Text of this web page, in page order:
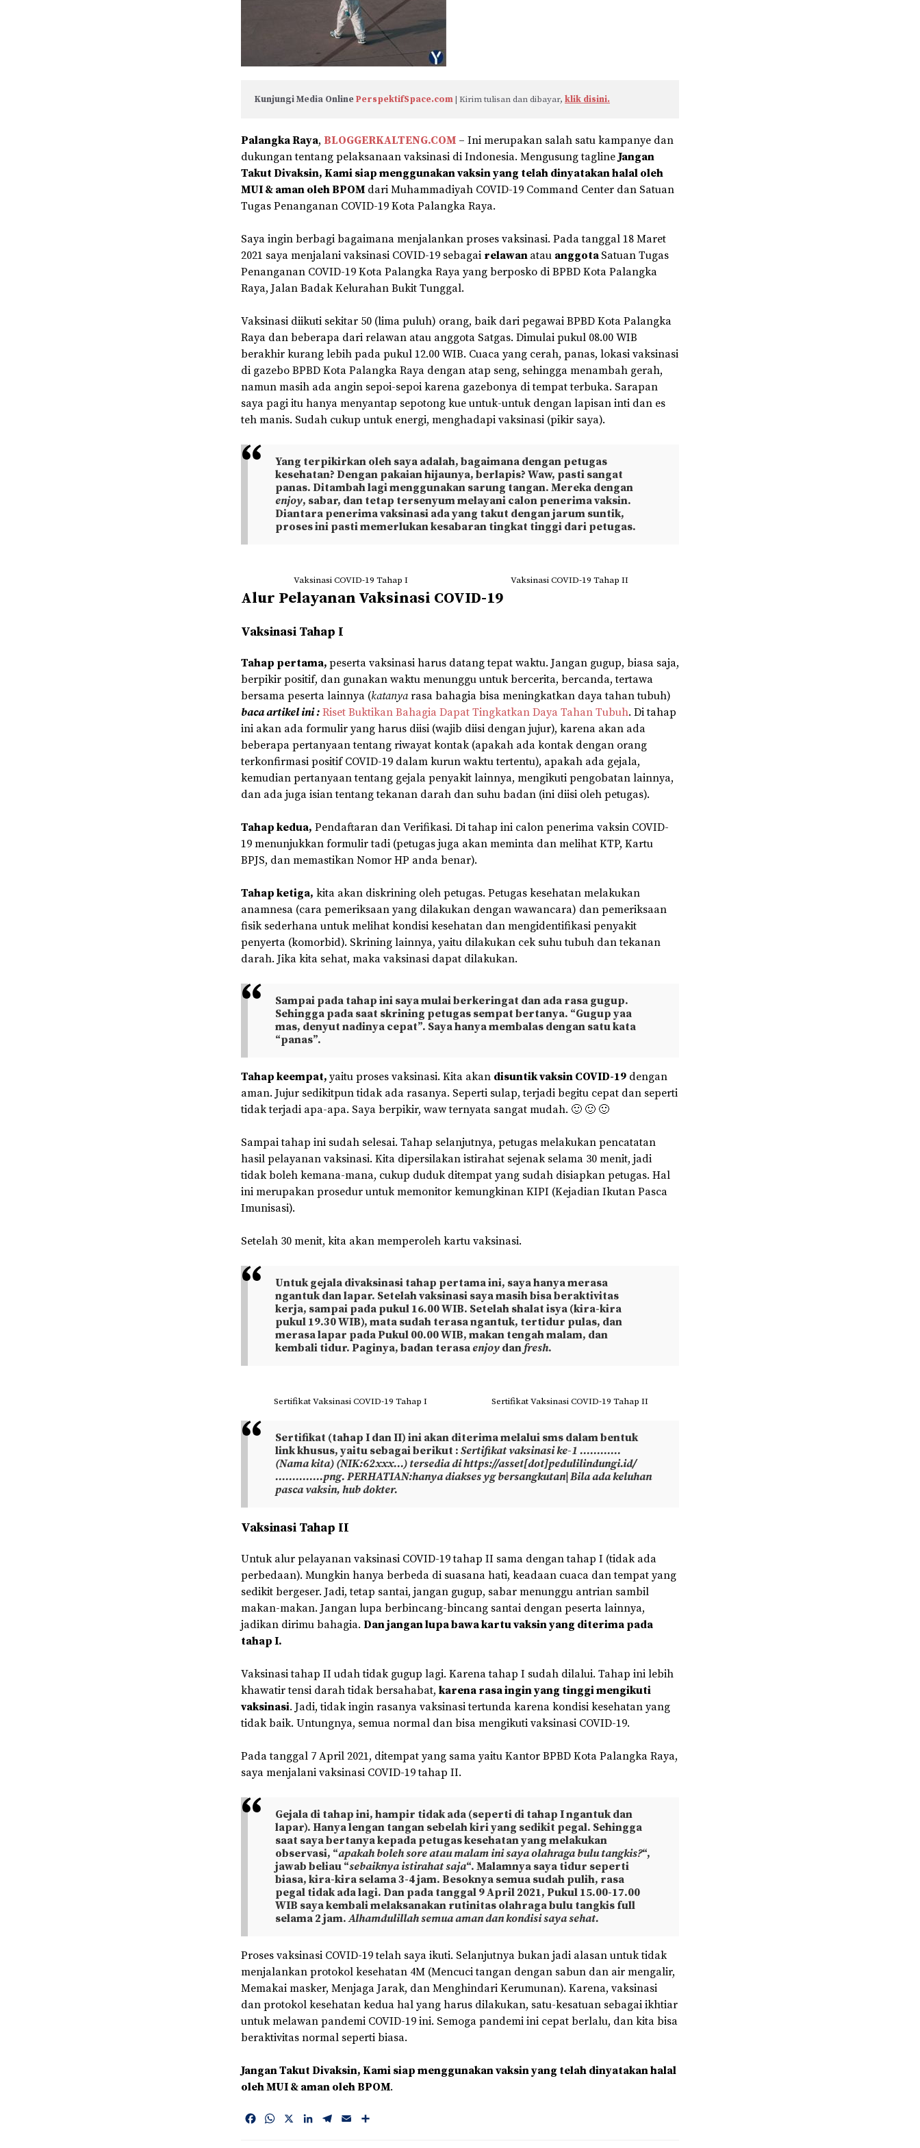
Kunjungi Media Online PerspektifSpace.com | Kirim tulisan dan dibayar, klik disini.
Palangka Raya, BLOGGERKALTENG.COM – Ini merupakan salah satu kampanye dan
dukungan tentang pelaksanaan vaksinasi di Indonesia. Mengusung tagline Jangan
Takut Divaksin, Kami siap menggunakan vaksin yang telah dinyatakan halal oleh
MUI & aman oleh BPOM dari Muhammadiyah COVID-19 Command Center dan Satuan
Tugas Penanganan COVID-19 Kota Palangka Raya.
Saya ingin berbagi bagaimana menjalankan proses vaksinasi. Pada tanggal 18 Maret
2021 saya menjalani vaksinasi COVID-19 sebagai relawan atau anggota Satuan Tugas
Penanganan COVID-19 Kota Palangka Raya yang berposko di BPBD Kota Palangka
Raya, Jalan Badak Kelurahan Bukit Tunggal.
Vaksinasi diikuti sekitar 50 (lima puluh) orang, baik dari pegawai BPBD Kota Palangka
Raya dan beberapa dari relawan atau anggota Satgas. Dimulai pukul 08.00 WIB
berakhir kurang lebih pada pukul 12.00 WIB. Cuaca yang cerah, panas, lokasi vaksinasi
di gazebo BPBD Kota Palangka Raya dengan atap seng, sehingga menambah gerah,
namun masih ada angin sepoi-sepoi karena gazebonya di tempat terbuka. Sarapan
saya pagi itu hanya menyantap sepotong kue untuk-untuk dengan lapisan inti dan es
teh manis. Sudah cukup untuk energi, menghadapi vaksinasi (pikir saya).
Yang terpikirkan oleh saya adalah, bagaimana dengan petugas
kesehatan? Dengan pakaian hijaunya, berlapis? Waw, pasti sangat
panas. Ditambah lagi menggunakan sarung tangan. Mereka dengan
enjoy, sabar, dan tetap tersenyum melayani calon penerima vaksin.
Diantara penerima vaksinasi ada yang takut dengan jarum suntik,
proses ini pasti memerlukan kesabaran tingkat tinggi dari petugas.
Vaksinasi COVID-19 Tahap I Vaksinasi COVID-19 Tahap II
Alur Pelayanan Vaksinasi COVID-19
Vaksinasi Tahap I
Tahap pertama, peserta vaksinasi harus datang tepat waktu. Jangan gugup, biasa saja,
berpikir positif, dan gunakan waktu menunggu untuk bercerita, bercanda, tertawa
bersama peserta lainnya (katanyarasa bahagia bisa meningkatkan daya tahan tubuh)
baca artikel ini : Riset Buktikan Bahagia Dapat Tingkatkan Daya Tahan Tubuh. Di tahap
ini akan ada formulir yang harus diisi (wajib diisi dengan jujur), karena akan ada
beberapa pertanyaan tentang riwayat kontak (apakah ada kontak dengan orang
terkonfirmasi positif COVID-19 dalam kurun waktu tertentu), apakah ada gejala,
kemudian pertanyaan tentang gejala penyakit lainnya, mengikuti pengobatan lainnya,
dan ada juga isian tentang tekanan darah dan suhu badan (ini diisi oleh petugas).
Tahap kedua, Pendaftaran dan Verifikasi. Di tahap ini calon penerima vaksin COVID-
19 menunjukkan formulir tadi (petugas juga akan meminta dan melihat KTP, Kartu
BPJS, dan memastikan Nomor HP anda benar).
Tahap ketiga, kita akan diskrining oleh petugas. Petugas kesehatan melakukan
anamnesa (cara pemeriksaan yang dilakukan dengan wawancara) dan pemeriksaan
fisik sederhana untuk melihat kondisi kesehatan dan mengidentifikasi penyakit
penyerta (komorbid). Skrining lainnya, yaitu dilakukan cek suhu tubuh dan tekanan
darah. Jika kita sehat, maka vaksinasi dapat dilakukan.
Sampai pada tahap ini saya mulai berkeringat dan ada rasa gugup.
Sehingga pada saat skrining petugas sempat bertanya. “Gugup yaa
mas, denyut nadinya cepat”. Saya hanya membalas dengan satu kata
“panas”.
Tahap keempat, yaitu proses vaksinasi. Kita akan disuntik vaksin COVID-19 dengan
aman. Jujur sedikitpun tidak ada rasanya. Seperti sulap, terjadi begitu cepat dan seperti
tidak terjadi apa-apa. Saya berpikir, waw ternyata sangat mudah. 🙂 🙂 🙂
Sampai tahap ini sudah selesai. Tahap selanjutnya, petugas melakukan pencatatan
hasil pelayanan vaksinasi. Kita dipersilakan istirahat sejenak selama 30 menit, jadi
tidak boleh kemana-mana, cukup duduk ditempat yang sudah disiapkan petugas. Hal
ini merupakan prosedur untuk memonitor kemungkinan KIPI (Kejadian Ikutan Pasca
Imunisasi).
Setelah 30 menit, kita akan memperoleh kartu vaksinasi.
Untuk gejala divaksinasi tahap pertama ini, saya hanya merasa
ngantuk dan lapar. Setelah vaksinasi saya masih bisa beraktivitas
kerja, sampai pada pukul 16.00 WIB. Setelah shalat isya (kira-kira
pukul 19.30 WIB), mata sudah terasa ngantuk, tertidur pulas, dan
merasa lapar pada Pukul 00.00 WIB, makan tengah malam, dan
kembali tidur. Paginya, badan terasaenjoy dan fresh.
Sertifikat Vaksinasi COVID-19 Tahap I Sertifikat Vaksinasi COVID-19 Tahap II
Sertifikat (tahap I dan II) ini akan diterima melalui sms dalam bentuk
link khusus, yaitu sebagai berikut : Sertifikat vaksinasi ke-1 …………
(Nama kita) (NIK:62xxx…) tersedia di https://asset[dot]pedulilindungi.id/
…………..png. PERHATIAN:hanya diakses yg bersangkutan| Bila ada keluhan
pasca vaksin, hub dokter.
Vaksinasi Tahap II
Untuk alur pelayanan vaksinasi COVID-19 tahap II sama dengan tahap I (tidak ada
perbedaan). Mungkin hanya berbeda di suasana hati, keadaan cuaca dan tempat yang
sedikit bergeser. Jadi, tetap santai, jangan gugup, sabar menunggu antrian sambil
makan-makan. Jangan lupa berbincang-bincang santai dengan peserta lainnya,
jadikan dirimu bahagia. Dan jangan lupa bawa kartu vaksin yang diterima pada
tahap I.
Vaksinasi tahap II udah tidak gugup lagi. Karena tahap I sudah dilalui. Tahap ini lebih
khawatir tensi darah tidak bersahabat, karena rasa ingin yang tinggi mengikuti
vaksinasi. Jadi, tidak ingin rasanya vaksinasi tertunda karena kondisi kesehatan yang
tidak baik. Untungnya, semua normal dan bisa mengikuti vaksinasi COVID-19.
Pada tanggal 7 April 2021, ditempat yang sama yaitu Kantor BPBD Kota Palangka Raya,
saya menjalani vaksinasi COVID-19 tahap II.
Gejala di tahap ini, hampir tidak ada (seperti di tahap I ngantuk dan
lapar). Hanya lengan tangan sebelah kiri yang sedikit pegal. Sehingga
saat saya bertanya kepada petugas kesehatan yang melakukan
observasi, “apakah boleh sore atau malam ini saya olahraga bulu tangkis?“,
jawab beliau “sebaiknya istirahat saja“. Malamnya saya tidur seperti
biasa, kira-kira selama 3-4 jam. Besoknya semua sudah pulih, rasa
pegal tidak ada lagi. Dan pada tanggal 9 April 2021, Pukul 15.00-17.00
WIB saya kembali melaksanakan rutinitas olahraga bulu tangkis full
selama 2 jam.Alhamdulillah semua aman dan kondisi saya sehat.
Proses vaksinasi COVID-19 telah saya ikuti. Selanjutnya bukan jadi alasan untuk tidak
menjalankan protokol kesehatan 4M (Mencuci tangan dengan sabun dan air mengalir,
Memakai masker, Menjaga Jarak, dan Menghindari Kerumunan). Karena, vaksinasi
dan protokol kesehatan kedua hal yang harus dilakukan, satu-kesatuan sebagai ikhtiar
untuk melawan pandemi COVID-19 ini. Semoga pandemi ini cepat berlalu, dan kita bisa
beraktivitas normal seperti biasa.
Jangan Takut Divaksin, Kami siap menggunakan vaksin yang telah dinyatakan halal
oleh MUI & aman oleh BPOM.
W